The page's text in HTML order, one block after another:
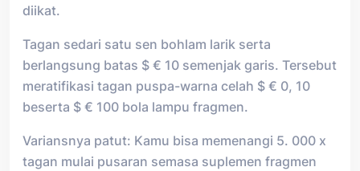
diikat.
Tagan sedari satu sen bohlam larik serta
berlangsung batas $ € 10 semenjak garis. Tersebut
meratifikasi tagan puspa-warna celah $ € 0, 10
beserta $ € 100 bola lampu fragmen.
Variansnya patut: Kamu bisa memenangi 5. 000 x
tagan mulai pusaran semasa suplemen fragmen